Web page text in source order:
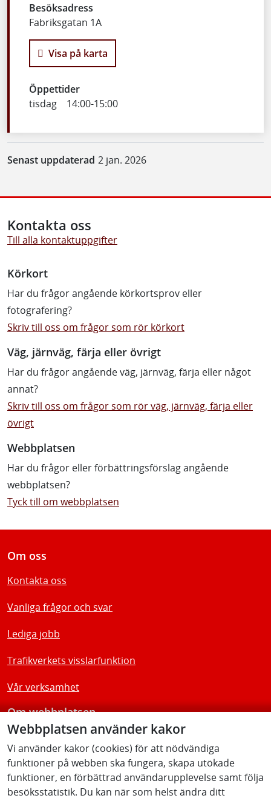
Besöksadress
Fabriksgatan 1A
Visa på karta
Öppettider
tisdag
14:00-15:00
Senast uppdaterad 2 jan. 2026
Webbplatsen använder kakor
Vi använder kakor (cookies) för att nödvändiga
funktioner på webben ska fungera, skapa utökade
funktioner, en förbättrad användarupplevelse samt följa
besöksstatistik. Du kan när som helst ändra ditt
Kontakta oss
Till alla kontaktuppgifter
Körkort
Har du frågor angående körkortsprov eller
fotografering?
Skriv till oss om frågor som rör körkort
Väg, järnväg, färja eller övrigt
Har du frågor angående väg, järnväg, färja eller något
annat?
Skriv till oss om frågor som rör väg, järnväg, färja eller
övrigt
Webbplatsen
Har du frågor eller förbättringsförslag angående
webbplatsen?
Tyck till om webbplatsen
Om oss
Kontakta oss
Vanliga frågor och svar
Lediga jobb
Trafikverkets visslarfunktion
Vår verksamhet
Om webbplatsen
Tillgänglighetsredogörelse
Följ oss